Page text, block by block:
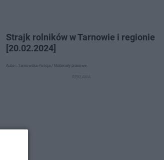
Strajk rolników w Tarnowie i regionie
[20.02.2024]
Autor: Tarnowska Policja / Materiały prasowe